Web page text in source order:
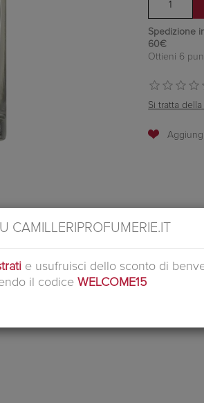
Spedizione
60€
Ottieni 6
Si tratta
è confortevole e rinfrescante, una
spiccano le note di thè verde, che
CAMILLERIPROFUMERIE.IT
e usufruisci dello sconto di
il codice WELCOME15